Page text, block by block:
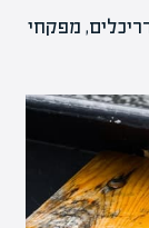
מפקחי